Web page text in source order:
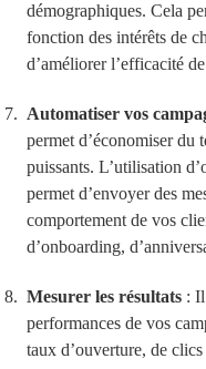
démographiques. Cela
fonction des intérêts de
d’améliorer l’efficacité
Automatiser vos
permet d’économiser du
puissants. L’utilisation
permet d’envoyer des
comportement de vos
d’onboarding,
Mesurer les résultats :
performances de vos
taux d’ouverture, de